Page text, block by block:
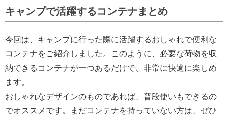
キャンプで活躍するコンテナまとめ
今回は、キャンプに行った際に活躍するおしゃれで便利な
コンテナをご紹介しました。このように、必要な荷物を収
納できるコンテナが一つあるだけで、非常に快適に楽しめ
ます。
おしゃれなデザインのものであれば、普段使いもできるの
でオススメです。まだコンテナを持っていない方は、ぜひ